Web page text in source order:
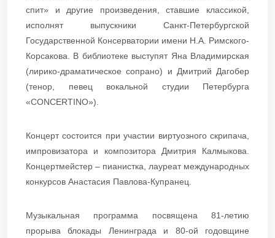
спит» и другие произведения, ставшие классикой,
исполнят выпускники Санкт-Петербургской
Государственной Консерватории имени Н.А. Римского-
Корсакова. В библиотеке выступят Яна Владимирская
(лирико-драматическое сопрано) и Дмитрий Дагобер
(тенор, певец вокальной студии Петербурга
«CONCERTINO»).
Концерт состоится при участии виртуозного скрипача,
импровизатора и композитора Дмитрия Калмыкова.
Концертмейстер – пианистка, лауреат международных
конкурсов Анастасия Павлова-Купранец.
Музыкальная программа посвящена 81-летию
прорыва блокады Ленинграда и 80-ой годовщине